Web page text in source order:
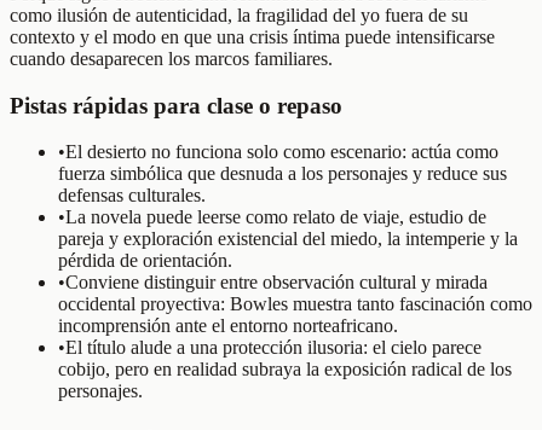
como ilusión de autenticidad, la fragilidad del yo fuera de su
contexto y el modo en que una crisis íntima puede intensificarse
cuando desaparecen los marcos familiares.
Pistas rápidas para clase o repaso
•El desierto no funciona solo como escenario: actúa como
fuerza simbólica que desnuda a los personajes y reduce sus
defensas culturales.
•La novela puede leerse como relato de viaje, estudio de
pareja y exploración existencial del miedo, la intemperie y la
pérdida de orientación.
•Conviene distinguir entre observación cultural y mirada
occidental proyectiva: Bowles muestra tanto fascinación como
incomprensión ante el entorno norteafricano.
•El título alude a una protección ilusoria: el cielo parece
cobijo, pero en realidad subraya la exposición radical de los
personajes.